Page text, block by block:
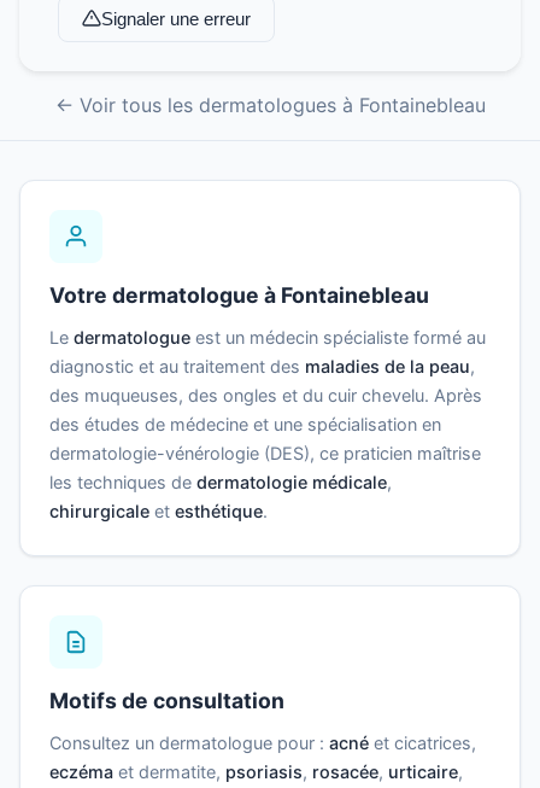
Signaler une erreur
← Voir tous les dermatologues à Fontainebleau
Votre dermatologue à Fontainebleau
Le dermatologue est un médecin spécialiste formé au
diagnostic et au traitement des maladies de la peau,
des muqueuses, des ongles et du cuir chevelu. Après
des études de médecine et une spécialisation en
dermatologie-vénérologie (DES), ce praticien maîtrise
les techniques de dermatologie médicale,
chirurgicale et esthétique.
Motifs de consultation
Consultez un dermatologue pour : acné et cicatrices,
eczéma et dermatite, psoriasis, rosacée, urticaire,